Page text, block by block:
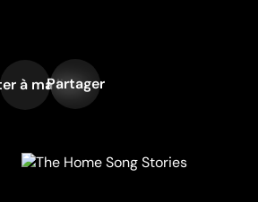
à ma liste
Partager